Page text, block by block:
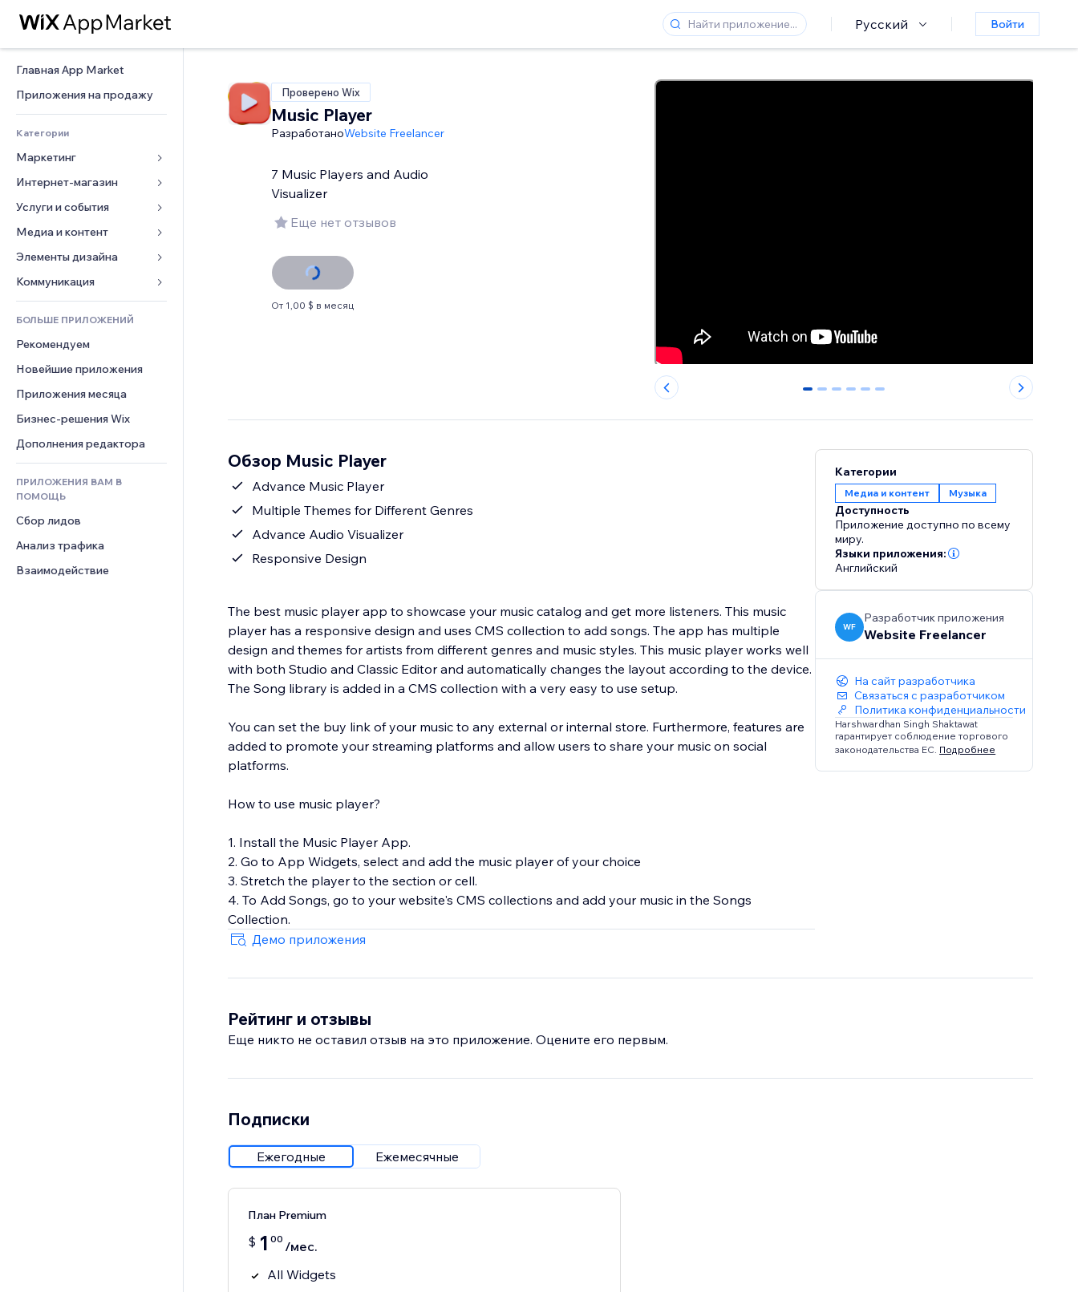
Русский Войти
Главная App Market
Приложения на продажу
Категории
Маркетинг
Реклама
Моб. версия
Веб-аналитика
Списки сайтов
Эл. почта
Интернет-магазин
Приложения для магазинов
Доставка
Кнопки продаж
Бухгалтерский учет
Купоны и лояльность
Складские услуги
Еда и напитки
Услуги и события
Отели
События
Рестораны
Недвижимость
Онлайн-запись
Медиа и контент
Галерея
Музыка
Подкасты
Фотография
Видео
PDF
Обмен файлами
Новости
Элементы дизайна
Карты и навигация
Конфиденциальность и
безопасность
Часы
Баннеры и значки
Калькуляторы
Погода
Графики и таблицы
Формы
Опросы
Чат
Комментарии
Телефон
Сообщество
Отзывы и комментарии
Управление отношениями с
клиентом (CRM)
БОЛЬШЕ ПРИЛОЖЕНИЙ
Рекомендуем
Новейшие приложения
Приложения месяца
Бизнес-решения Wix
Дополнения редактора
ПРИЛОЖЕНИЯ ВАМ В
ПОМОЩЬ
Сбор лидов
Анализ трафика
Взаимодействие
Проверено Wix
Music Player
РазработаноWebsite Freelancer
7 Music Players and Audio
Visualizer
Еще нет отзывов
От 1,00 $ в месяц
0 1 2 3 4 5
Обзор Music Player
Advance Music Player
Multiple Themes for Different Genres
Advance Audio Visualizer
Responsive Design
The best music player app to showcase your music catalog and get more listeners. This music
player has a responsive design and uses CMS collection to add songs. The app has multiple
design and themes for artists from different genres and music styles. This music player works well
with both Studio and Classic Editor and automatically changes the layout according to the device.
The Song library is added in a CMS collection with a very easy to use setup.
You can set the buy link of your music to any external or internal store. Furthermore, features are
added to promote your streaming platforms and allow users to share your music on social
platforms.
How to use music player?
1. Install the Music Player App.
2. Go to App Widgets, select and add the music player of your choice
3. Stretch the player to the section or cell.
4. To Add Songs, go to your website's CMS collections and add your music in the Songs
Демо приложения
Категории
Медиа и контент Музыка
Доступность
Приложение доступно по всему
миру.
Языки приложения:
Английский
WF
Разработчик приложения
Website Freelancer
На сайт разработчика
Связаться с разработчиком
Политика конфиденциальности
Harshwardhan Singh Shaktawat
гарантирует соблюдение торгового
законодательства ЕС. Подробнее
Рейтинг и отзывы
Еще никто не оставил отзыв на это приложение. Оцените его первым.
Подписки
Ежегодные Ежемесячные
План Premium
$ 1 00 /мес.
All Widgets